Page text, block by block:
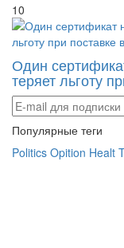
10
Один
теряет льготу
Популярные теги
Politics Opition Healt